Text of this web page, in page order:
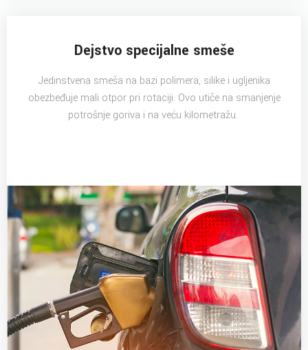
Dejstvo specijalne smeše
Jedinstvena smeša na bazi polimera, silike i ugljenika
obezbeđuje mali otpor pri rotaciji. Ovo utiče na smanjenje
potrošnje goriva i na veću kilometražu.